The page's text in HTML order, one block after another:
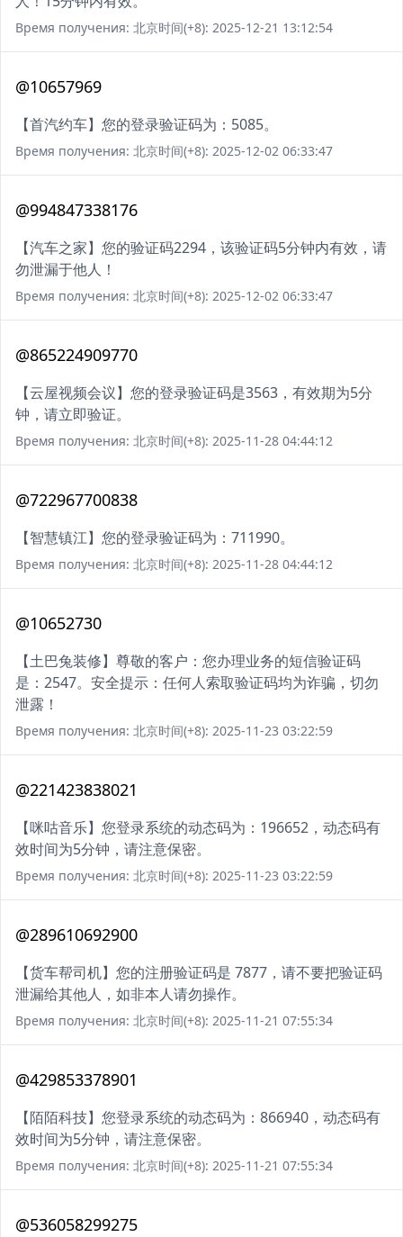
Время получения: 北京时间(+8): 2025-12-21 13:12:54
@10657969
【首汽约车】您的登录验证码为：5085。
Время получения: 北京时间(+8): 2025-12-02 06:33:47
@994847338176
【汽车之家】您的验证码2294，该验证码5分钟内有效，请
勿泄漏于他人！
Время получения: 北京时间(+8): 2025-12-02 06:33:47
@865224909770
【云屋视频会议】您的登录验证码是3563，有效期为5分
钟，请立即验证。
Время получения: 北京时间(+8): 2025-11-28 04:44:12
@722967700838
【智慧镇江】您的登录验证码为：711990。
Время получения: 北京时间(+8): 2025-11-28 04:44:12
@10652730
【土巴兔装修】尊敬的客户：您办理业务的短信验证码
是：2547。安全提示：任何人索取验证码均为诈骗，切勿
泄露！
Время получения: 北京时间(+8): 2025-11-23 03:22:59
@221423838021
【咪咕音乐】您登录系统的动态码为：196652，动态码有
效时间为5分钟，请注意保密。
Время получения: 北京时间(+8): 2025-11-23 03:22:59
@289610692900
【货车帮司机】您的注册验证码是 7877，请不要把验证码
泄漏给其他人，如非本人请勿操作。
Время получения: 北京时间(+8): 2025-11-21 07:55:34
@429853378901
【陌陌科技】您登录系统的动态码为：866940，动态码有
效时间为5分钟，请注意保密。
Время получения: 北京时间(+8): 2025-11-21 07:55:34
@536058299275